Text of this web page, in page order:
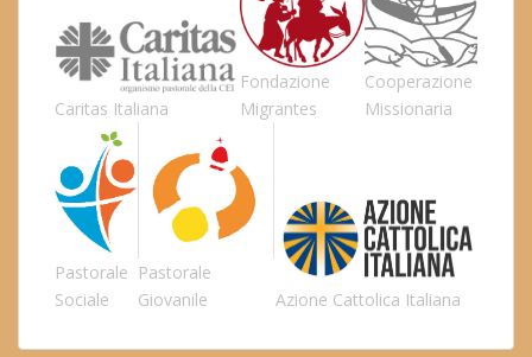
Caritas Italiana
Fondazione
Migrantes
Cooperazione
Missionaria
Pastorale
Sociale
Pastorale
Giovanile
Azione Cattolica Italiana